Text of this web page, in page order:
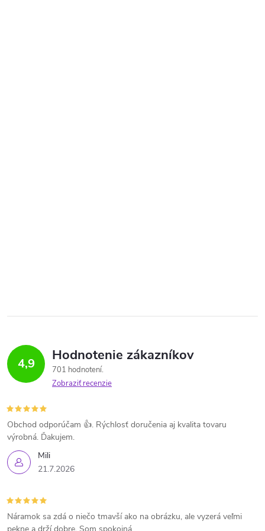
4,9 Hodnotenie zákazníkov
701 hodnotení
Zobraziť recenzie
Mili
21.7.2026
Obchod odporúčam 👍. Rýchlosť doručenia aj kvalita tovaru
výrobná. Ďakujem.
Náramok sa zdá o niečo tmavší ako na obrázku, ale vyzerá veľmi